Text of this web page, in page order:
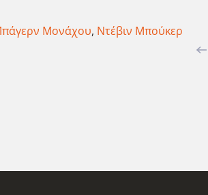
Μονάχου, Ντέβιν Μπούκερ